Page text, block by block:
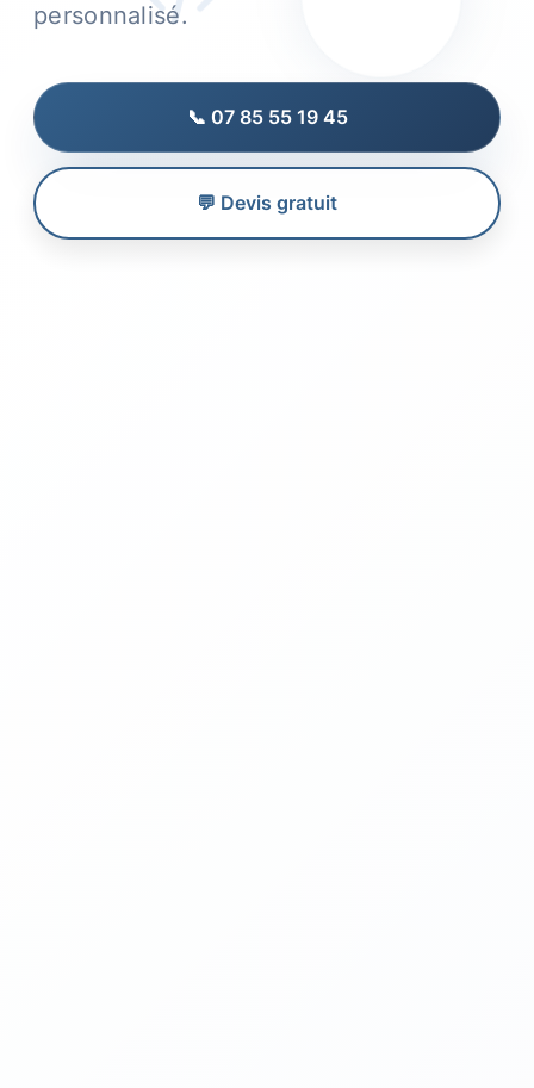
personnalisé.
📞 07 85 55 19 45
💬 Devis gratuit